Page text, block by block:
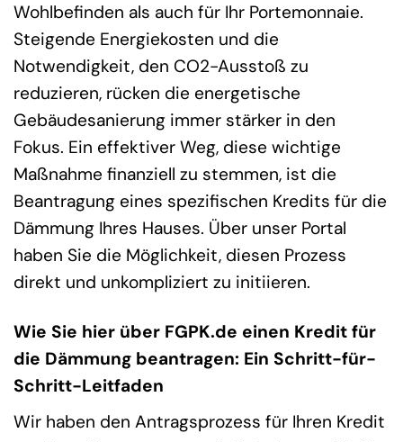
Wohlbefinden als auch für Ihr Portemonnaie.
Steigende Energiekosten und die
Notwendigkeit, den CO2-Ausstoß zu
reduzieren, rücken die energetische
Gebäudesanierung immer stärker in den
Fokus. Ein effektiver Weg, diese wichtige
Maßnahme finanziell zu stemmen, ist die
Beantragung eines spezifischen Kredits für die
Dämmung Ihres Hauses. Über unser Portal
haben Sie die Möglichkeit, diesen Prozess
direkt und unkompliziert zu initiieren.
Wie Sie hier über FGPK.de einen Kredit für
die Dämmung beantragen: Ein Schritt-für-
Schritt-Leitfaden
Wir haben den Antragsprozess für Ihren Kredit